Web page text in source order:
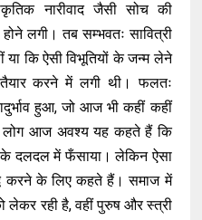
नारीवाद जैसी सोच की
लगी। तब सम्भवतः सावित्री
या कि ऐसी विभूतियों के जन्म लेने
तैयार करने में लगी थी। फलतः
हुआ, जो आज भी कहीं कहीं
लोग आज अवश्य यह कहते हैं कि
के दलदल में फँसाया। लेकिन ऐसा
करने के लिए कहते हैं। समाज में
लेकर रही है, वहीं पुरुष और स्त्री